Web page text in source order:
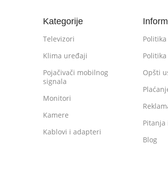
Kategorije
Televizori
Klima uređaji
Pojačivači mobilnog
signala
Monitori
Kamere
Kablovi i adapteri
Opšti
Pitanja
Blog